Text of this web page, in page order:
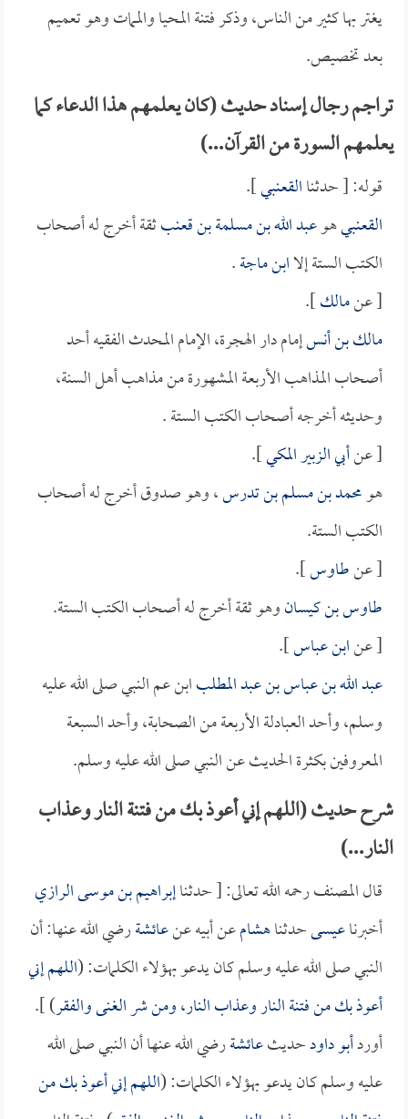
يغتر بها كثير من الناس، وذكر فتنة المحيا والممات وهو تعميم
بعد تخصيص.
تراجم رجال إسناد حديث (كان يعلمهم هذا الدعاء كما
يعلمهم السورة من القرآن...)
قوله: [ حدثناالقعنبي].
القعنبيهوعبد الله بن مسلمة بن قعنبثقة أخرج له أصحاب
الكتب الستة إلاابن ماجة.
[ عنمالك].
مالك بن أنسإمام دار الهجرة، الإمام المحدث الفقيه أحد
أصحاب المذاهب الأربعة المشهورة من مذاهب أهل السنة،
وحديثه أخرجه أصحاب الكتب الستة .
[ عنأبي الزبير المكي].
هومحمد بن مسلم بن تدرس، وهو صدوق أخرج له أصحاب
الكتب الستة.
[ عنطاوس].
طاوس بن كيسانوهو ثقة أخرج له أصحاب الكتب الستة.
[ عنابن عباس].
عبد الله بن عباس بن عبد المطلبابن عم النبي صلى الله عليه
وسلم، وأحد العبادلة الأربعة من الصحابة، وأحد السبعة
المعروفين بكثرة الحديث عن النبي صلى الله عليه وسلم.
شرح حديث (اللهم إني أعوذ بك من فتنة النار وعذاب
النار...)
قال المصنف رحمه الله تعالى: [ حدثناإبراهيم بن موسى الرازي
أخبرناعيسىحدثناهشامعن أبيه عنعائشةرضي الله عنها: أن
النبي صلى الله عليه وسلم كان يدعو بهؤلاء الكلمات: (اللهم إني
أعوذ بك من فتنة النار وعذاب النار، ومن شر الغنى والفقر) ].
أوردأبو داودحديثعائشةرضي الله عنها أن النبي صلى الله
عليه وسلم كان يدعو بهؤلاء الكلمات: (اللهم إني أعوذ بك من